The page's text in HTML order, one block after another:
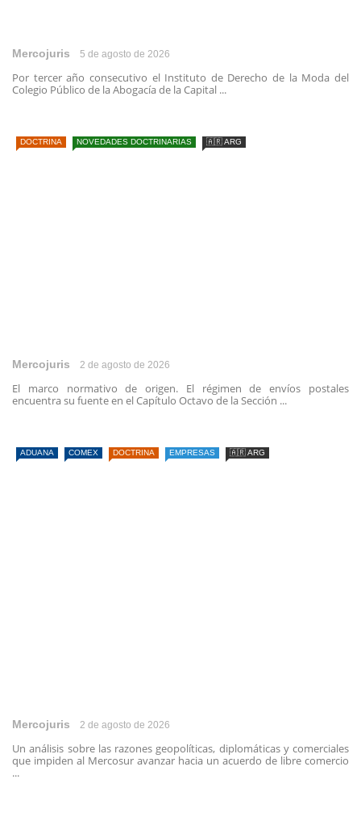
Mercojuris 5 de agosto de 2026
Por tercer año consecutivo el Instituto de Derecho de la Moda del
Colegio Público de la Abogacía de la Capital ...
DOCTRINA NOVEDADES DOCTRINARIAS 🇦🇷 ARG
Mercojuris 2 de agosto de 2026
El marco normativo de origen. El régimen de envíos postales
encuentra su fuente en el Capítulo Octavo de la Sección ...
ADUANA COMEX DOCTRINA EMPRESAS 🇦🇷 ARG
Mercojuris 2 de agosto de 2026
Un análisis sobre las razones geopolíticas, diplomáticas y comerciales
que impiden al Mercosur avanzar hacia un acuerdo de libre comercio
...